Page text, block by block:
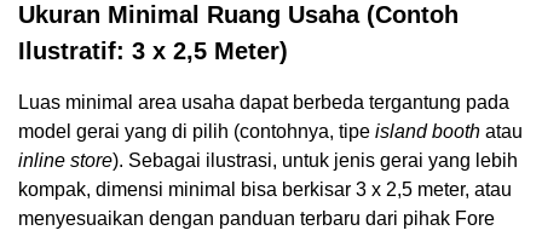
Ukuran Minimal Ruang Usaha (Contoh
Ilustratif: 3 x 2,5 Meter)
Luas minimal area usaha dapat berbeda tergantung pada
model gerai yang di pilih (contohnya, tipe island booth atau
inline store). Sebagai ilustrasi, untuk jenis gerai yang lebih
kompak, dimensi minimal bisa berkisar 3 x 2,5 meter, atau
menyesuaikan dengan panduan terbaru dari pihak Fore